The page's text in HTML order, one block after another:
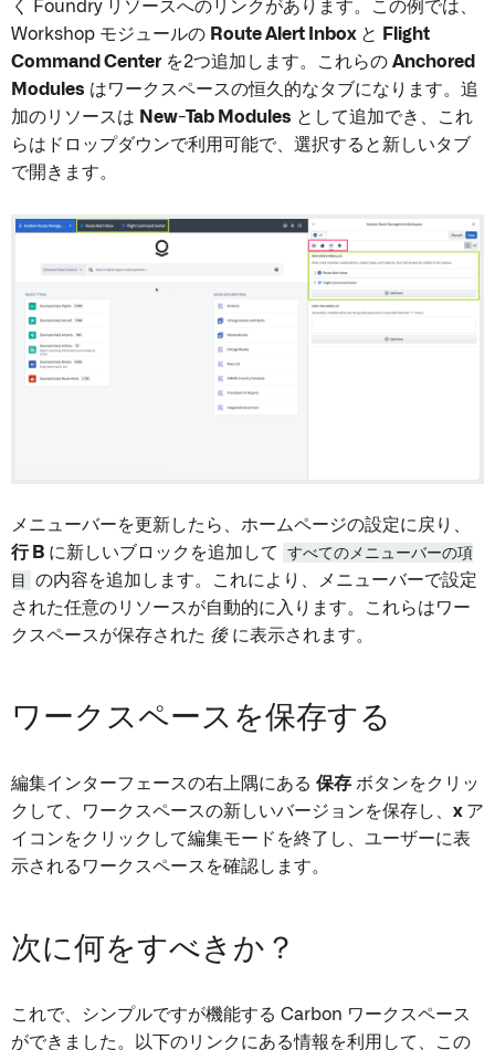
く Foundry リソースへのリンクがあります。この例では、
Workshop モジュールの Route Alert Inboxと
Flight
Command Centerを2つ追加します。これらの Anchored
Modules はワークスペースの恒久的なタブになります。追
加のリソースは New-Tab Modules として追加でき、これ
らはドロップダウンで利用可能で、選択すると新しいタブ
で開きます。
メニューバーを更新したら、ホームページの設定に戻り、
行 B に新しいブロックを追加して
すべてのメニューバーの項
目
の内容を追加します。これにより、メニューバーで設定
された任意のリソースが自動的に入ります。これらはワー
クスペースが保存された 後に表示されます。
ワークスペースを保存する
編集インターフェースの右上隅にある 保存 ボタンをクリッ
クして、ワークスペースの新しいバージョンを保存し、 xア
イコンをクリックして編集モードを終了し、ユーザーに表
示されるワークスペースを確認します。
次に何をすべきか？
これで、シンプルですが機能する Carbon ワークスペース
ができました。以下のリンクにある情報を利用して、この